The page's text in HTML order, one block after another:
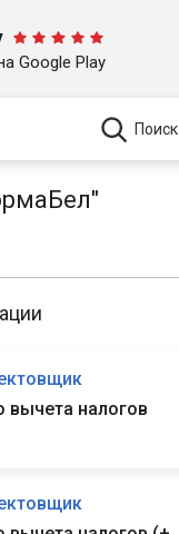
Google Play
Поиск
вычета налогов